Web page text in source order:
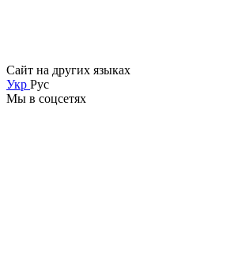
Сайт на других языках
Укр Рус
Мы в соцсетях